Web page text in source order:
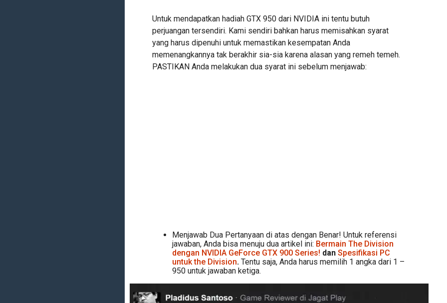
Untuk mendapatkan hadiah GTX 950 dari NVIDIA ini tentu butuh
perjuangan tersendiri. Kami sendiri bahkan harus memisahkan syarat
yang harus dipenuhi untuk memastikan kesempatan Anda
memenangkannya tak berakhir sia-sia karena alasan yang remeh temeh.
PASTIKAN Anda melakukan dua syarat ini sebelum menjawab:
Menjawab Dua Pertanyaan di atas dengan Benar! Untuk referensi
jawaban, Anda bisa menuju dua artikel ini: Bermain The Division
dengan NVIDIA GeForce GTX 900 Series! dan Spesifikasi PC
untuk the Division. Tentu saja, Anda harus memilih 1 angka dari 1 –
950 untuk jawaban ketiga.